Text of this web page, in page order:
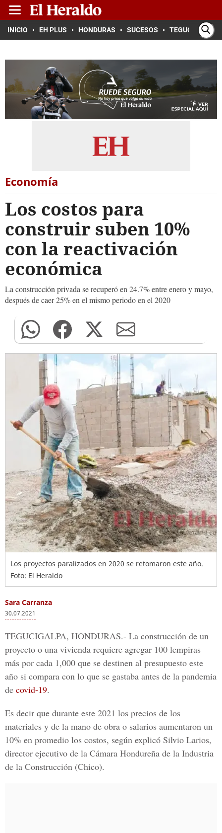
INICIO EH PLUS HONDURAS SUCESOS TEGUCIGALPA
Economía
Los costos para
construir suben 10%
con la reactivación
económica
La construcción privada se recuperó en 24.7% entre enero y mayo,
después de caer 25% en el mismo periodo en el 2020
Los proyectos paralizados en 2020 se retomaron este año.
Foto: El Heraldo
Sara Carranza
30.07.2021
TEGUCIGALPA, HONDURAS.- La construcción de un
proyecto o una vivienda requiere agregar 100 lempiras
más por cada 1,000 que se destinen al presupuesto este
año si compara con lo que se gastaba antes de la pandemia
de covid-19.
Es decir que durante este 2021 los precios de los
materiales y de la mano de obra o salarios aumentaron un
10% en promedio los costos, según explicó Silvio Larios,
director ejecutivo de la Cámara Hondureña de la Industria
de la Construcción (Chico).